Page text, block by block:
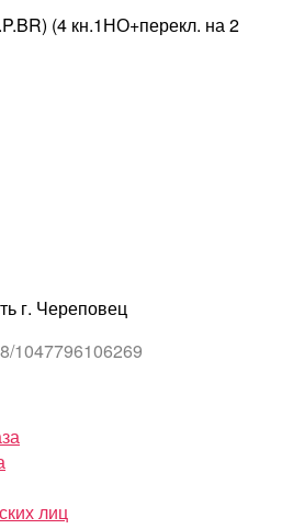
(4 кн.1НО+перекл. на 2
г. Череповец
1047796106269
лиц